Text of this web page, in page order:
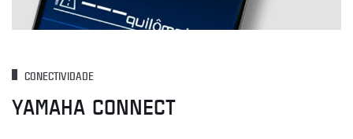
CONECTIVIDADE
YAMAHA CONNECT